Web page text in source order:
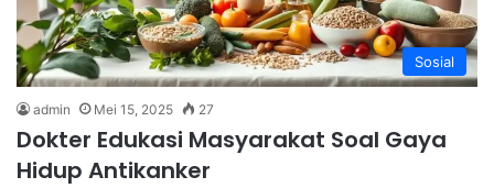
Sosial
admin Mei 15, 2025 27
Dokter Edukasi Masyarakat Soal Gaya
Hidup Antikanker